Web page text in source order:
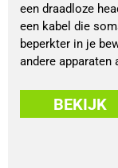
een draadloze
een kabel die
beperkter in je
andere apparaten
BEKIJK